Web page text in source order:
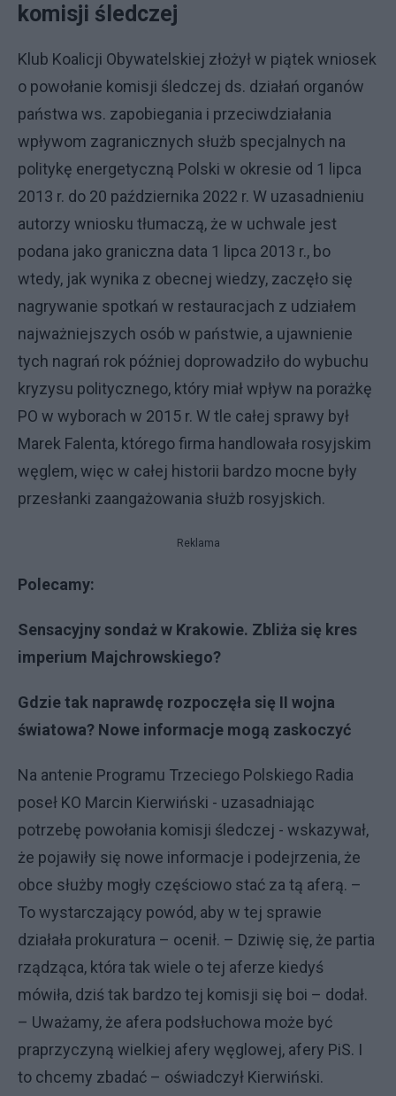
komisji śledczej
Klub Koalicji Obywatelskiej złożył w piątek wniosek
o powołanie komisji śledczej ds. działań organów
państwa ws. zapobiegania i przeciwdziałania
wpływom zagranicznych służb specjalnych na
politykę energetyczną Polski w okresie od 1 lipca
2013 r. do 20 października 2022 r. W uzasadnieniu
autorzy wniosku tłumaczą, że w uchwale jest
podana jako graniczna data 1 lipca 2013 r., bo
wtedy, jak wynika z obecnej wiedzy, zaczęło się
nagrywanie spotkań w restauracjach z udziałem
najważniejszych osób w państwie, a ujawnienie
tych nagrań rok później doprowadziło do wybuchu
kryzysu politycznego, który miał wpływ na porażkę
PO w wyborach w 2015 r. W tle całej sprawy był
Marek Falenta, którego firma handlowała rosyjskim
węglem, więc w całej historii bardzo mocne były
przesłanki zaangażowania służb rosyjskich.
Reklama
Polecamy:
Sensacyjny sondaż w Krakowie. Zbliża się kres
imperium Majchrowskiego?
Gdzie tak naprawdę rozpoczęła się II wojna
światowa? Nowe informacje mogą zaskoczyć
Na antenie Programu Trzeciego Polskiego Radia
poseł KO Marcin Kierwiński - uzasadniając
potrzebę powołania komisji śledczej - wskazywał,
że pojawiły się nowe informacje i podejrzenia, że
obce służby mogły częściowo stać za tą aferą. –
To wystarczający powód, aby w tej sprawie
działała prokuratura – ocenił. – Dziwię się, że partia
rządząca, która tak wiele o tej aferze kiedyś
mówiła, dziś tak bardzo tej komisji się boi – dodał.
– Uważamy, że afera podsłuchowa może być
praprzyczyną wielkiej afery węglowej, afery PiS. I
to chcemy zbadać – oświadczył Kierwiński.